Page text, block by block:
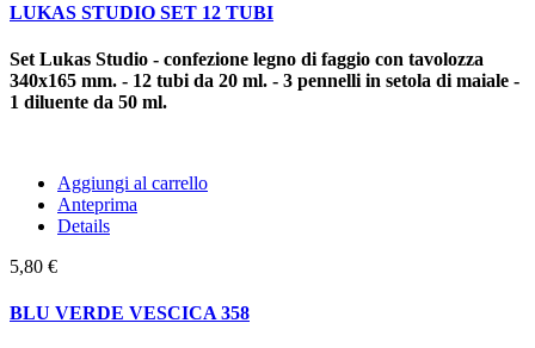
LUKAS STUDIO SET 12 TUBI
Set Lukas Studio - confezione legno di faggio con tavolozza
340x165 mm. - 12 tubi da 20 ml. - 3 pennelli in setola di maiale -
1 diluente da 50 ml.
Aggiungi al carrello
Anteprima
Details
5,80 €
BLU VERDE VESCICA 358